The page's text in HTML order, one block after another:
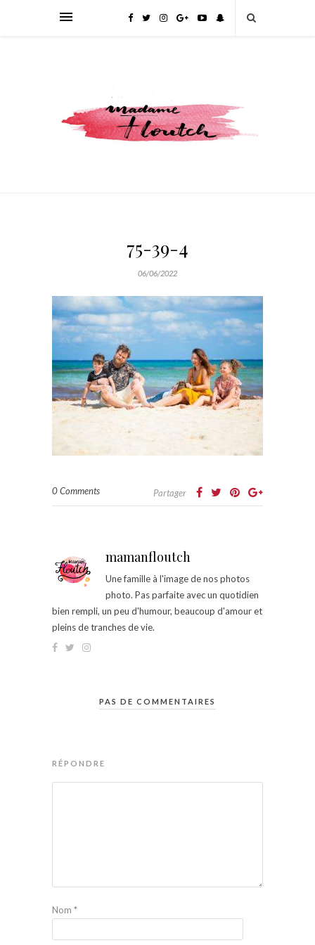
75-39-4
06/06/2022
0 Comments Partager
mamanfloutch
Une famille à l'image de nos photos
photo. Pas parfaite avec un quotidien
bien rempli, un peu d'humour, beaucoup d'amour et
pleins de tranches de vie.
PAS DE COMMENTAIRES
RÉPONDRE
Nom *